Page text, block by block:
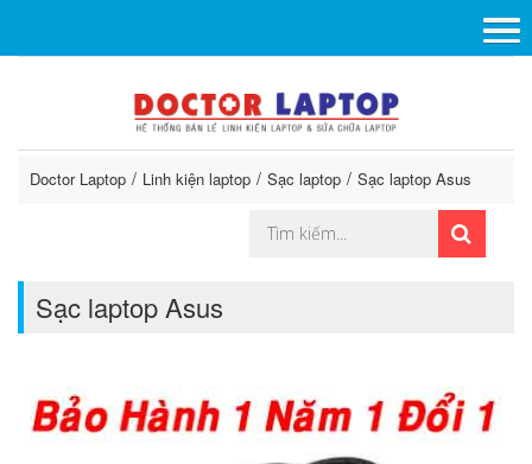
Doctor Laptop Linh kiện laptop Sạc laptop Sạc laptop Asus
Sạc laptop Asus